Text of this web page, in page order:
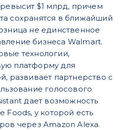
$1 млрд, причем
сохранятся в ближайший
не единственное
бизнеса Walmart.
технологии,
платформу для
развивает партнерство с
голосового
дает возможность
Foods, у которой есть
через Amazon Alexa.